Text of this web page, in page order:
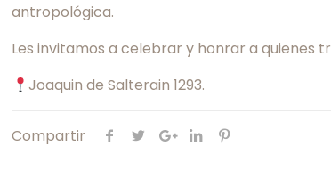
antropológica.
Les invitamos a celebrar y honrar a quienes
Joaquin de Salterain 1293.
Compartir